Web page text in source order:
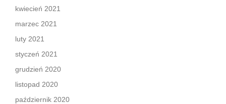
kwiecień 2021
marzec 2021
luty 2021
styczeń 2021
grudzień 2020
listopad 2020
październik 2020